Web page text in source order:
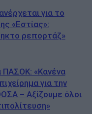
για το
«Εστίας»:
ρεπορτάζ»
ΠΑΣΟΚ: «Κανένα
για την
– Αξίζουμε όλοι